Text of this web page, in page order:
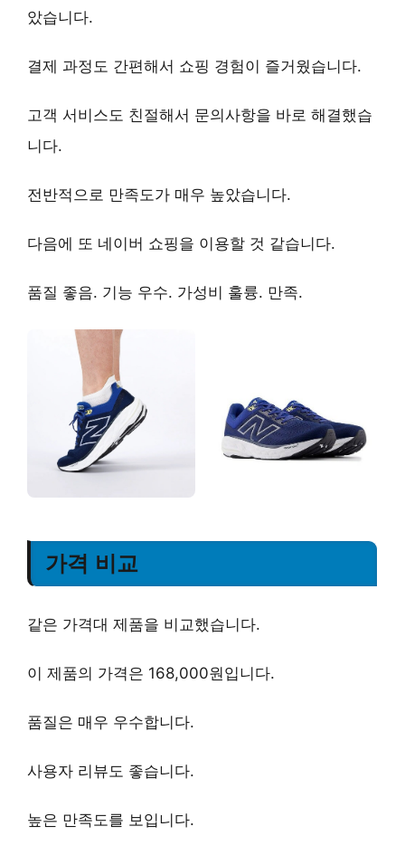
았습니다.
결제 과정도 간편해서 쇼핑 경험이 즐거웠습니다.
고객 서비스 도 친절해서 문의사항을 바로 해결했습
니다.
전반적으로 만족도가 매우 높았습니다.
다음에 또 네이버 쇼핑을 이용할 것 같습니다.
품질 좋음. 기능 우수. 가성비 훌륭. 만족.
가격 비교
같은 가격대 제품을 비교했습니다.
이 제품의 가격은 168,000원입니다.
품질은 매우 우수합니다.
사용자 리뷰도 좋습니다.
높은 만족도를 보입니다.